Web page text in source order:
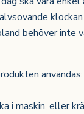
behöver inte
i maskin, eller